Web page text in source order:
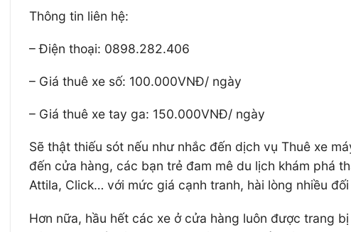
Thông tin liên hệ:
– Điện thoại: 0898.282.406
– Giá thuê xe số: 100.000VNĐ/ ngày
– Giá thuê xe tay ga: 150.000VNĐ/ ngày
Sẽ thật thiếu sót nếu như nhắc đến dịch vụ Thuê xe
đến cửa hàng, các bạn trẻ đam mê du lịch khám phá
Attila, Click… với mức giá cạnh tranh, hài lòng nhiều
Hơn nữa, hầu hết các xe ở cửa hàng luôn được trang